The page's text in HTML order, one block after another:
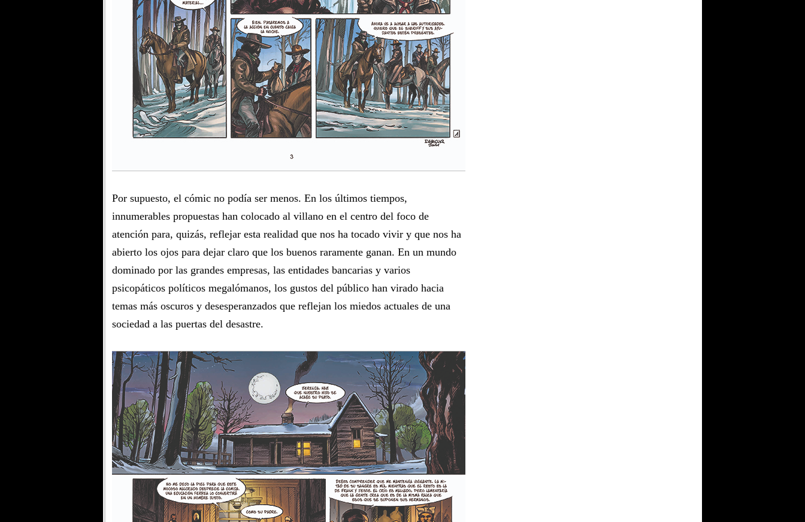
Por supuesto, el cómic no podía ser menos. En los últimos tiempos,
innumerables propuestas han colocado al villano en el centro del foco de
atención para, quizás, reflejar esta realidad que nos ha tocado vivir y que nos ha
abierto los ojos para dejar claro que los buenos raramente ganan. En un mundo
dominado por las grandes empresas, las entidades bancarias y varios
psicopáticos políticos megalómanos, los gustos del público han virado hacia
temas más oscuros y desesperanzados que reflejan los miedos actuales de una
sociedad a las puertas del desastre.